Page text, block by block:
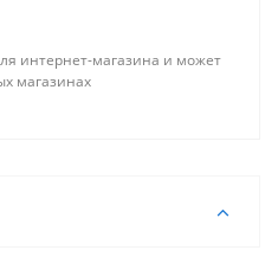
интернет-магазина и может
магазинах